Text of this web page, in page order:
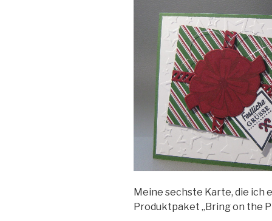
Meine sechste Karte, die ich
Produktpaket „Bring on the